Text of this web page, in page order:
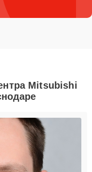
Mitsubishi